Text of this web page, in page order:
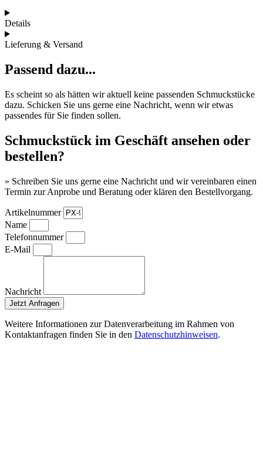
Details
Lieferung & Versand
Passend dazu...
Es scheint so als hätten wir aktuell keine passenden Schmuckstücke
dazu. Schicken Sie uns gerne eine Nachricht, wenn wir etwas
passendes für Sie finden sollen.
Schmuckstück im Geschäft ansehen oder
bestellen?
» Schreiben Sie uns gerne eine Nachricht und wir vereinbaren einen
Termin zur Anprobe und Beratung oder klären den Bestellvorgang.
Artikelnummer
Name
Telefonnummer
E-Mail
Nachricht
Jetzt Anfragen
Weitere Informationen zur Datenverarbeitung im Rahmen von
Kontaktanfragen finden Sie in den Datenschutzhinweisen.